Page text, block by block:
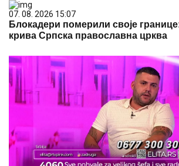
07. 08. 2026 15:07
Блокадери померили своје
крива Српска православна црква